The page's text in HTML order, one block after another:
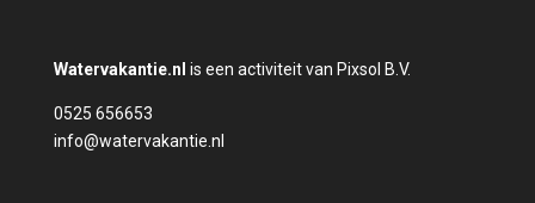
Watervakantie.nl is een activiteit van Pixsol B.V.
0525 656653
info@watervakantie.nl